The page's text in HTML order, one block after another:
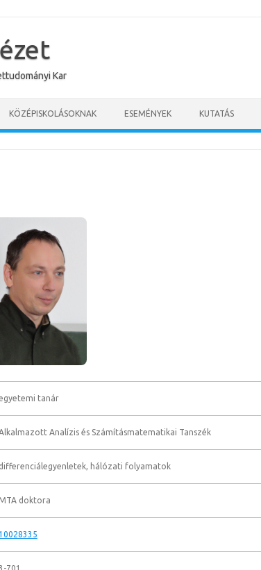
Kar
KÖZÉPISKOLÁSOKNAK ESEMÉNYEK KUTATÁS
tanár
Analízis és Számításmatematikai Tanszék
differenciálegyenletek, hálózati folyamatok
doktora
701